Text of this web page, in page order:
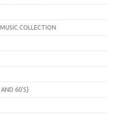
COLLECTION
AND 60'S}